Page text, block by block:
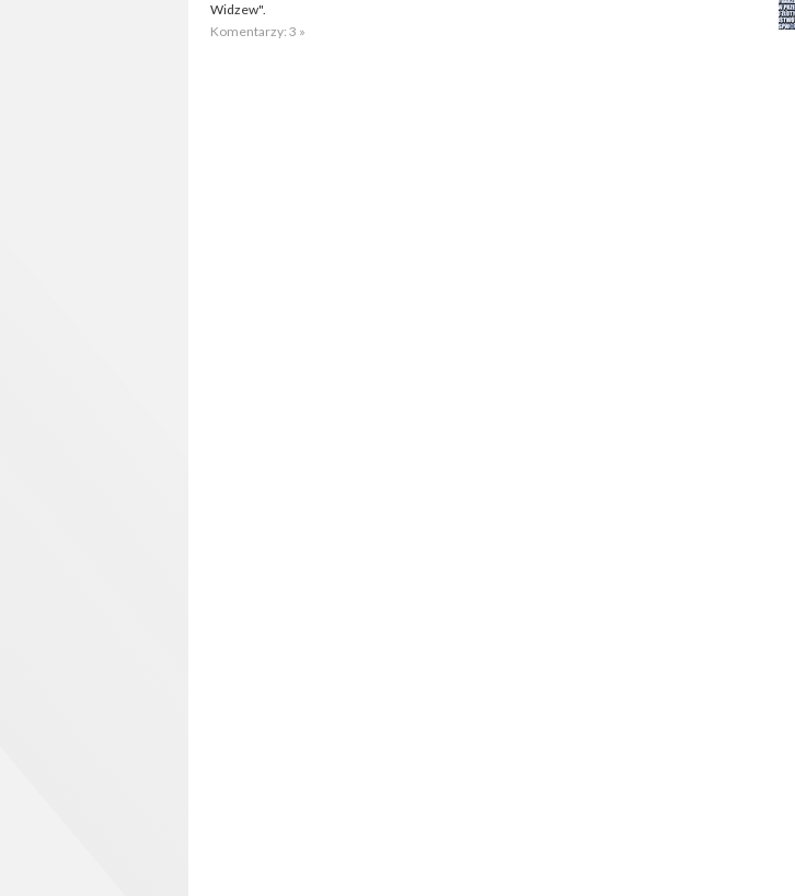
Widzew".
Komentarzy: 3 »